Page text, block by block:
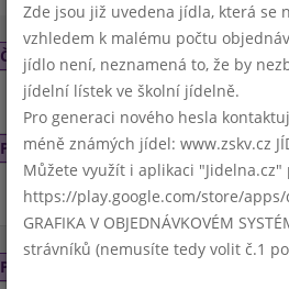
Čtvrtek 1. 1. 2015
Nový rok
Pátek 2. 1. 2015
Vánoční
Pondělí 5. 1. 2015
Zde jsou již uvedena jídla, která se
vzhledem k malému počtu
jídlo není, neznamená to, že by
jídelní lístek ve školní jídelně.
Pro generaci nového hesla
méně známých jídel: www.zskv.cz
Můžete využít i aplikaci
https://play.google.com/store/
GRAFIKA V OBJEDNÁVKOVÉM
strávníků (nemusíte tedy volit č.1